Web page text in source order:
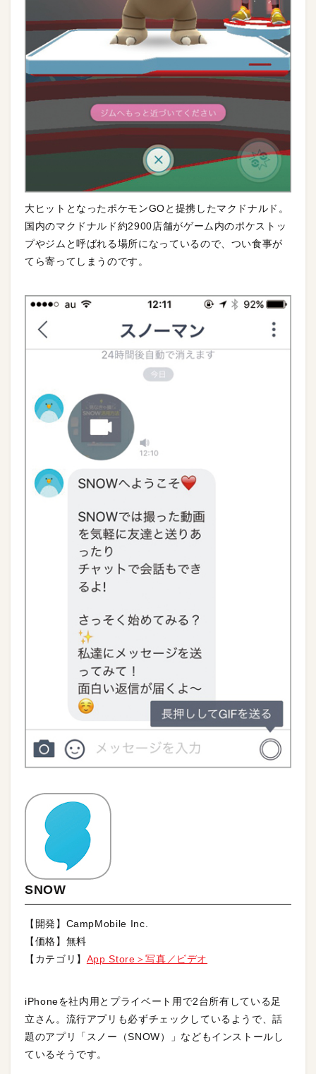
大ヒットとなったポケモンGOと提携したマクドナルド。
国内のマクドナルド約2900店舗がゲーム内のポケストッ
プやジムと呼ばれる場所になっているので、つい食事が
てら寄ってしまうのです。
SNOW
【開発】CampMobile Inc.
【価格】無料
【カテゴリ】 App Store＞写真／ビデオ
iPhoneを社内用とプライベート用で2台所有している足
立さん。流行アプリも必ずチェックしているようで、話
題のアプリ「スノー（SNOW）」などもインストールし
ているそうです。